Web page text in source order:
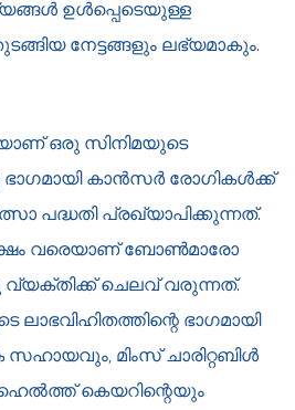
ഉൾപ്പെടെയുള്ള
നേട്ടങ്ങളും ലഭ്യമാകും.
ഒരു സിനിമയുടെ
കാന്‍സര്‍ രോഗികള്‍ക്ക്
പദ്ധതി പ്രഖ്യാപിക്കുന്നത്.
വരെയാണ് ബോണ്‍മാരോ
വ്യക്തിക്ക് ചെലവ് വരുന്നത്.
ലാഭവിഹിതത്തിന്റെ ഭാഗമായി
മിംസ് ചാരിറ്റബിള്‍
ഹെല്‍ത്ത് കെയറിന്റെയും